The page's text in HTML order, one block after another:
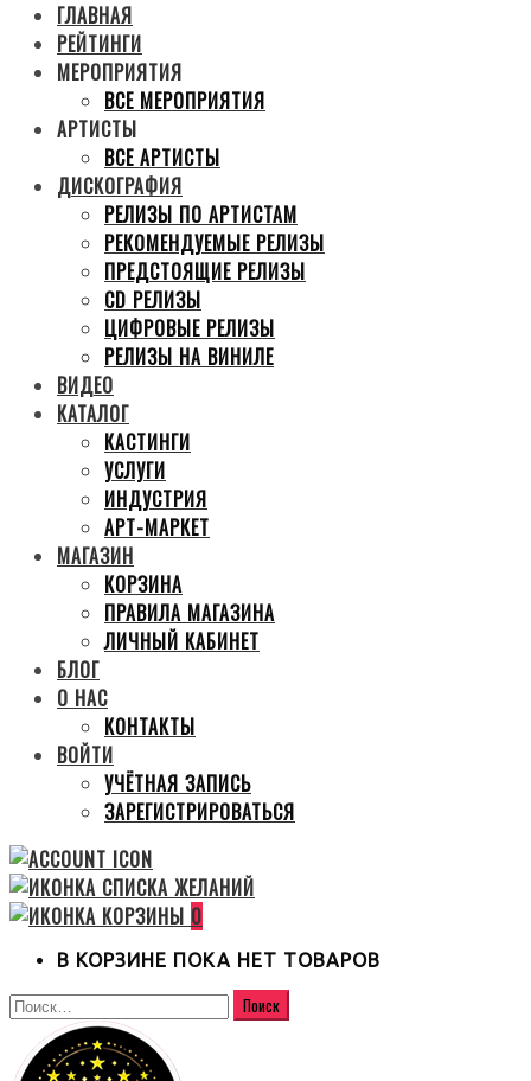
ГЛАВНАЯ
РЕЙТИНГИ
МЕРОПРИЯТИЯ
ВСЕ МЕРОПРИЯТИЯ
АРТИСТЫ
ВСЕ АРТИСТЫ
ДИСКОГРАФИЯ
РЕЛИЗЫ ПО АРТИСТАМ
РЕКОМЕНДУЕМЫЕ РЕЛИЗЫ
ПРЕДСТОЯЩИЕ РЕЛИЗЫ
CD РЕЛИЗЫ
ЦИФРОВЫЕ РЕЛИЗЫ
РЕЛИЗЫ НА ВИНИЛЕ
ВИДЕО
КАТАЛОГ
КАСТИНГИ
УСЛУГИ
ИНДУСТРИЯ
АРТ-МАРКЕТ
МАГАЗИН
КОРЗИНА
ПРАВИЛА МАГАЗИНА
ЛИЧНЫЙ КАБИНЕТ
БЛОГ
О НАС
КОНТАКТЫ
ВОЙТИ
УЧЁТНАЯ ЗАПИСЬ
ЗАРЕГИСТРИРОВАТЬСЯ
0
В КОРЗИНЕ ПОКА НЕТ ТОВАРОВ